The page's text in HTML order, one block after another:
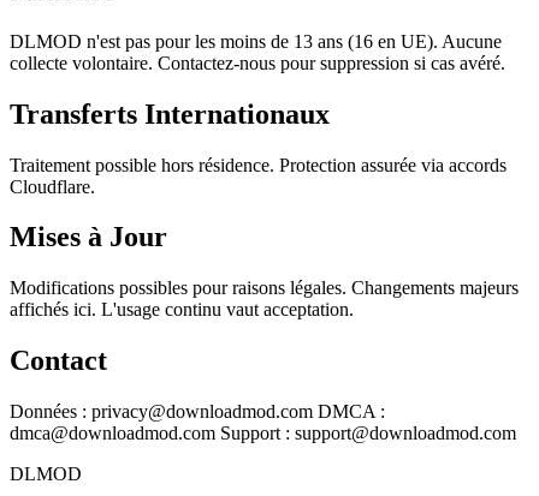
DLMOD n'est pas pour les moins de 13 ans (16 en UE). Aucune
collecte volontaire. Contactez-nous pour suppression si cas avéré.
Transferts Internationaux
Traitement possible hors résidence. Protection assurée via accords
Cloudflare.
Mises à Jour
Modifications possibles pour raisons légales. Changements majeurs
affichés ici. L'usage continu vaut acceptation.
Contact
Données : privacy@downloadmod.com DMCA :
dmca@downloadmod.com Support : support@downloadmod.com
DLMOD